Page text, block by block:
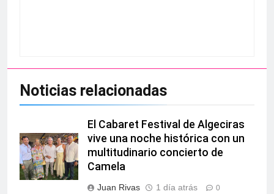
Noticias relacionadas
El Cabaret Festival de Algeciras
vive una noche histórica con un
multitudinario concierto de
Camela
Juan Rivas 1 día atrás 0